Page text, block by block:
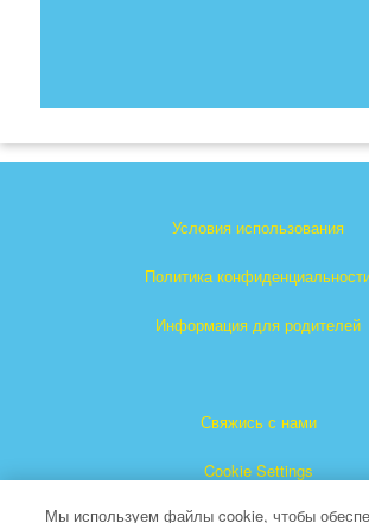
Условия использования
Политика
Информация для родителей
Свяжись с нами
Cookie Settings
Мы используем файлы cookie, чтобы